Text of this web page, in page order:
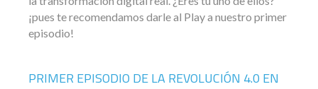
¡pues te recomendamos darle al Play a nuestro primer
episodio!
PRIMER EPISODIO DE LA REVOLUCIÓN 4.0 EN